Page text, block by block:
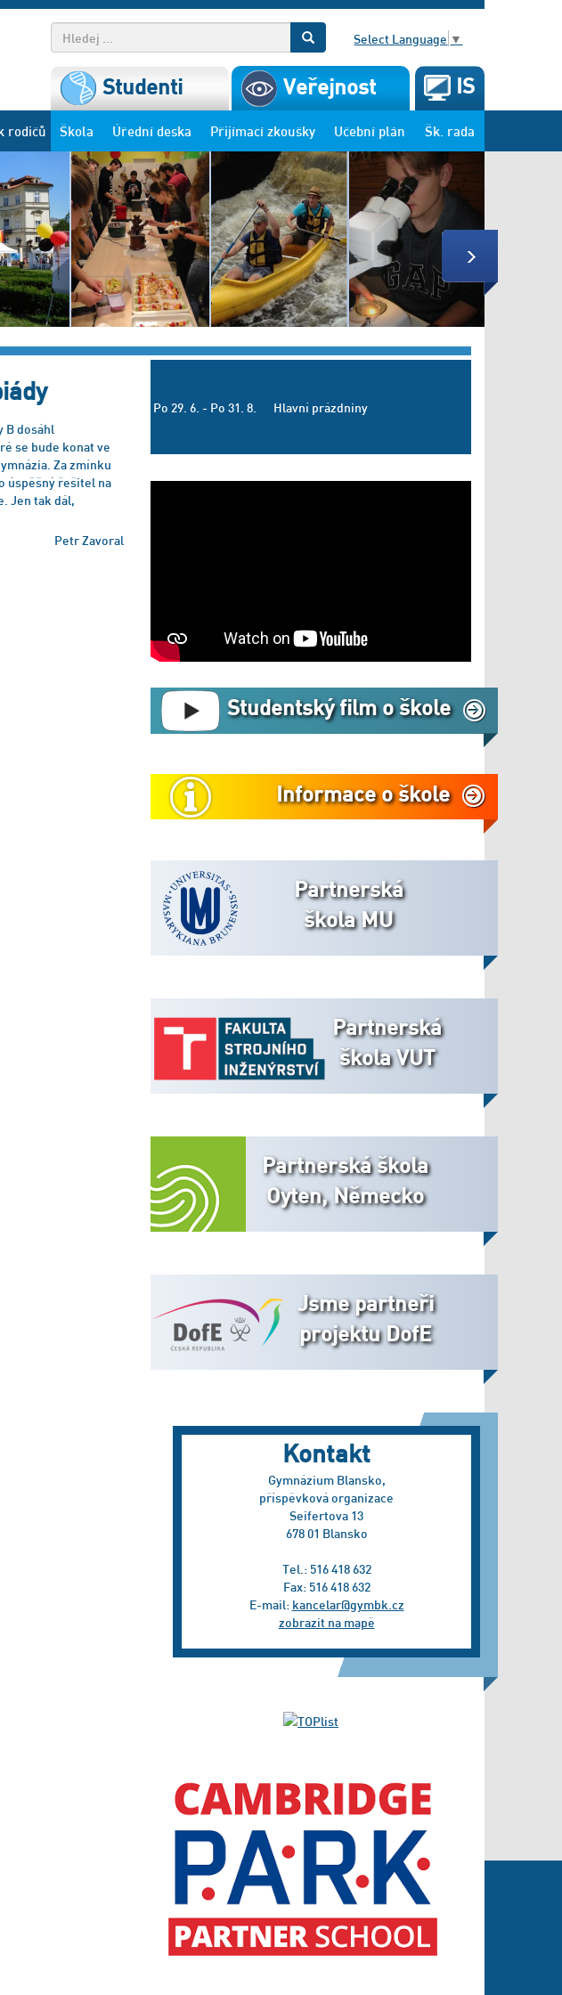
Select Language ▼
Studenti Veřejnost IS
Škola Úřední deska Přijímací zkoušky Učební plán Šk. rada
rodičů
Next
B dosáhl
se bude konat ve
Za zmínku
úspěšný řešitel na
Jen tak dál,
Petr Zavoral
Po 29. 6. - Po 31. 8. Hlavní prázdniny
Studentský film o škole
Informace o škole
Partnerská
škola MU
Partnerská
škola VUT
Partnerská škola
Oyten, Německo
Jsme partneři
projektu DofE
Kontakt
Gymnázium Blansko,
příspěvková organizace
Seifertova 13
678 01 Blansko
Tel.: 516 418 632
Fax: 516 418 632
E-mail: kancelar@gymbk.cz
zobrazit na mapě